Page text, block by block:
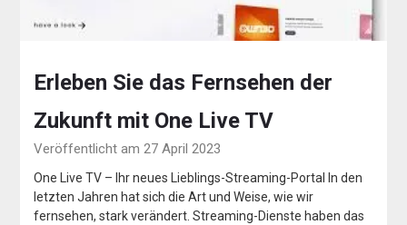
Erleben Sie das Fernsehen der
Zukunft mit One Live TV
Veröffentlicht am 27 April 2023
One Live TV – Ihr neues Lieblings-Streaming-Portal In den
letzten Jahren hat sich die Art und Weise, wie wir
fernsehen, stark verändert. Streaming-Dienste haben das